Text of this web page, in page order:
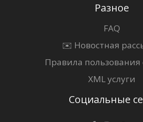
Разное
FAQ
✉️ Новостная
Правила пользования
XML услуги
Социальные